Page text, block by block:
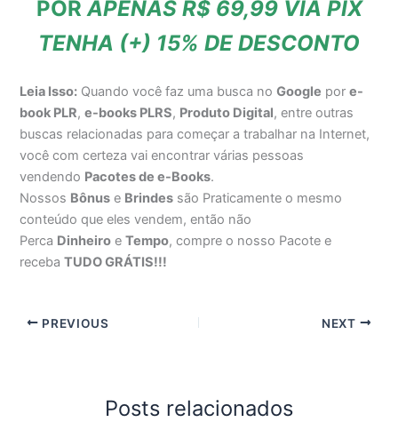
PORAPENAS R$ 69,99 VIA PIX
TENHA (+) 15% DE DESCONTO
Leia Isso: Quando você faz uma busca noGoogle pore-
book PLR,e-books PLRS, Produto Digital, entre outras
buscas relacionadas para começar a trabalhar na Internet,
você com certeza vai encontrar várias pessoas
vendendo Pacotes de e-Books.
Nossos Bônus e Brindes são Praticamente o mesmo
conteúdo que eles vendem, então não
Perca Dinheiro eTempo, compre o nosso Pacote e
recebaTUDO GRÁTIS!!!
PREVIOUS NEXT
Posts relacionados